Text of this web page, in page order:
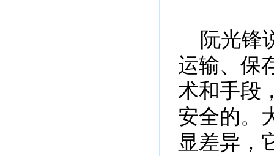
阮光锋
运输、保
术和手段
安全的。
显差异，